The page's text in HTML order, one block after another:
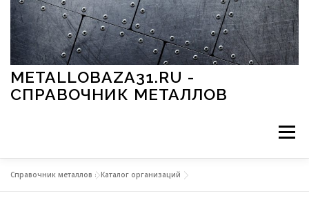
Перейти к содержимому
METALLOBAZA31.RU -
СПРАВОЧНИК МЕТАЛЛОВ
Меню
Справочник металлов »Каталог организаций